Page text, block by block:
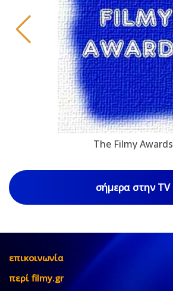
The Filmy Awards
σήμερα στην TV
επικοινωνία
περί filmy.gr